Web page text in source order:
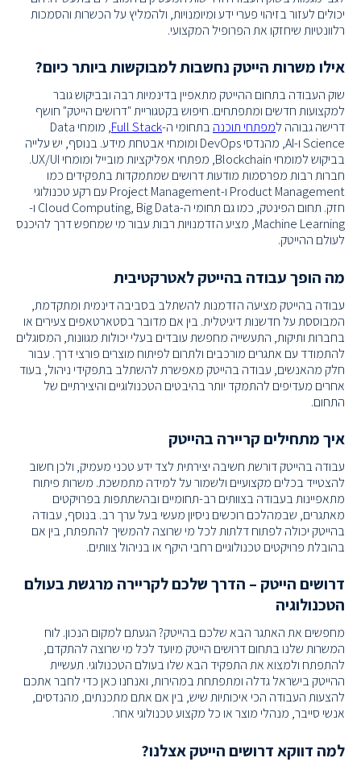
יכולים לעזור בזיהוי פערי ידע ומיומנויות, ולהמליץ על הכשרות והסמכות
רלוונטיות שיחזקו את הפרופיל המקצועי.
אילו משרות הייטק נחשבות למבוקשות ביותר כיום?
שוק העבודה בתחום ההייטק מתאפיין בדינמיות רבה ובביקוש גובר
למקצועות חדשים ומתפתחים. חיפוש בקטגוריית "דרושים הייטק" חושף
דרישה גבוהה למפתחי תוכנה בתחומי ה-Full Stack
, מומחי Data
Science ו-AI, מהנדסי DevOps ומומחי אבטחת מידע. בנוסף, יש עלייה
בביקוש למומחי Blockchain, מפתחי אפליקציות מובייל ומומחי UX/UI.
חברות רבות מפרסמות מודעות דרושים שמתמקדות בתפקידים כמו
Product Management ו-Project Management עם רקע טכנולוגי
חזק. תחום הפינטק, כמו גם תחומי ה-Cloud Computing, Big Data ו-
Machine Learning, מציע הזדמנויות רבות עבור מי שמחפש דרך להיכנס
לעולם ההייטק.
מה הופך עבודה בהייטק לאטרקטיבית
עבודה בהייטק מציעה הזדמנות להשתלב בסביבה דינמית ומתקדמת,
המבוססת על חדשנות דיגיטלית. בין אם מדובר בסטארטאפים צעירים או
בחברות ותיקות, התעשייה מחפשת עובדים בעלי יכולות מגוונות, המסוגלים
להתמודד עם אתגרים מורכבים ולתרום לפיתוח מוצרים פורצי דרך. עבור
חלק מהאנשים, עבודה בהייטק מאפשרת להשתלב בתפקידי ניהול, בעוד
אחרים מעדיפים להתמקד יותר בהיבטים הטכנולוגיים והיצירתיים של
התחום.
איך מתחילים קריירה בהייטק
עבודה בהייטק דורשת חשיבה יצירתית לצד ידע טכני מעמיק, ולכן חשוב
להצטייד בכלים מקצועיים ולשמור על למידה מתמשכת. משרות פיתוח
מתאפיינות בעבודה בצוותים רב-תחומיים ובהשתתפות בפרויקטים
מאתגרים, שבמהלכם רוכשים ניסיון מעשי בעל ערך רב. בנוסף, עבודה
בהייטק יכולה לפתוח דלתות לכל מי שרוצה להמשיך להתפתח, בין אם
בהובלת פרויקטים טכנולוגיים רחבי היקף או בניהול צוותים.
דרושים הייטק – הדרך שלכם לקריירה מרגשת בעולם
הטכנולוגיה
מחפשים את האתגר הבא שלכם בהייטק? הגעתם למקום הנכון. לוח
המשרות שלנו בתחום דרושים הייטק מיועד לכל מי שרוצה להתקדם,
להתפתח ולמצוא את התפקיד הבא שלו בעולם הטכנולוגי. תעשיית
ההייטק בישראל גדלה ומתפתחת במהירות, ואנחנו כאן כדי לחבר אתכם
להצעות העבודה הכי איכותיות שיש, בין אם אתם מתכנתים, מהנדסים,
אנשי סייבר, מנהלי מוצר או כל מקצוע טכנולוגי אחר.
למה דווקא דרושים הייטק אצלנו?